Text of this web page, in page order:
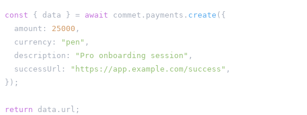
const { data } = await commet . payments . create ( {
  amount
: 25000 ,
  currency
: "pen" ,
  description
: "Pro onboarding session" ,
  successUrl
: "https://app.example.com/success" ,
} ) ;
return data . url ;